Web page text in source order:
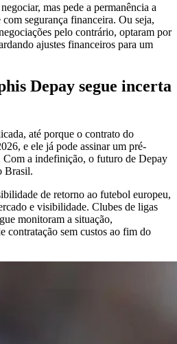
mas pede a permanência a
segurança financeira. Ou seja,
pelo contrário, optaram por
ajustes financeiros para um
Depay segue incerta
até porque o contrato do
e ele já pode assinar um pré-
a indefinição, o futuro de Depay
Brasil.
de retorno ao futebol europeu,
e visibilidade. Clubes de ligas
monitoram a situação,
contratação sem custos ao fim do